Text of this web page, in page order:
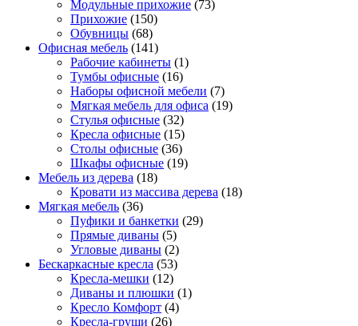
Модульные прихожие (73)
Прихожие (150)
Обувницы (68)
Офисная мебель (141)
Рабочие кабинеты (1)
Тумбы офисные (16)
Наборы офисной мебели (7)
Мягкая мебель для офиса (19)
Стулья офисные (32)
Кресла офисные (15)
Столы офисные (36)
Шкафы офисные (19)
Мебель из дерева (18)
Кровати из массива дерева (18)
Мягкая мебель (36)
Пуфики и банкетки (29)
Прямые диваны (5)
Угловые диваны (2)
Бескаркасные кресла (53)
Кресла-мешки (12)
Диваны и плюшки (1)
Кресло Комфорт (4)
Кресла-груши (26)